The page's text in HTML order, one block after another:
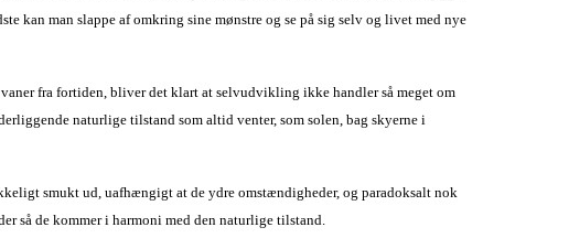
kan man slappe af omkring sine mønstre og se på sig selv og livet med nye
fra fortiden, bliver det klart at selvudvikling ikke handler så meget om
naturlige tilstand som altid venter, som solen, bag skyerne i
smukt ud, uafhængigt at de ydre omstændigheder, og paradoksalt nok
så de kommer i harmoni med den naturlige tilstand.